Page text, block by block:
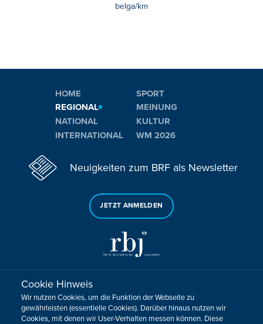
belga/km
HOME
REGIONAL
NATIONAL
INTERNATIONAL
SPORT
MEINUNG
KULTUR
WM 2026
Neuigkeiten zum BRF als Newsletter
JETZT ANMELDEN
Sie haben noch Fragen oder Anmerkungen?
Cookie Hinweis
Wir nutzen Cookies, um die Funktion der Webseite zu
gewährleisten (essentielle Cookies). Darüber hinaus nutzen wir
Cookies, mit denen wir User-Verhalten messen können. Diese